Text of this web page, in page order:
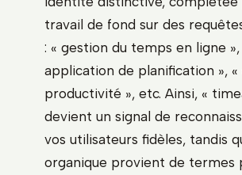
travail de fond sur des
: « gestion du temps en ligne »,
application de planification », «
productivité », etc. Ainsi, «
devient un signal de
vos utilisateurs fidèles, tandis
organique provient de termes